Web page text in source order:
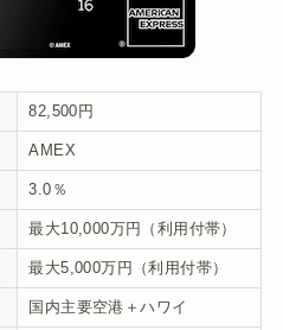
82,500円
AMEX
3.0％
最大10,000万円（利用付帯）
最大5,000万円（利用付帯）
国内主要空港＋ハワイ